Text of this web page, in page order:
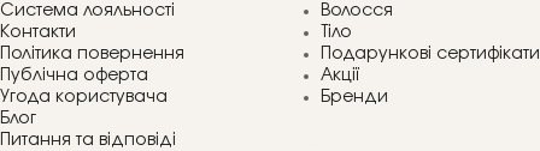
Система лояльності
Контакти
Політика повернення
Публічна оферта
Угода користувача
Блог
Питання та відповіді
Волосся
Тіло
Подарункові сертифікати
Акції
Бренди